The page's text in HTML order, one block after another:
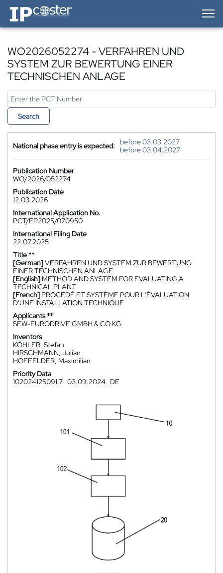
IP-Coster — Home
WO2026052274 - VERFAHREN UND
SYSTEM ZUR BEWERTUNG EINER
TECHNISCHEN ANLAGE
Search
National phase entry is expected:
before 03.03.2027
before 03.04.2027
Publication Number
WO/2026/052274
Publication Date
12.03.2026
International Application No.
PCT/EP2025/070950
International Filing Date
22.07.2025
Title **
[German]VERFAHREN UND SYSTEM ZUR BEWERTUNG
EINER TECHNISCHEN ANLAGE
[English] METHOD AND SYSTEM FOR EVALUATING A
TECHNICAL PLANT
[French] PROCÉDÉ ET SYSTÈME POUR L'ÉVALUATION
D'UNE INSTALLATION TECHNIQUE
Applicants **
SEW-EURODRIVE GMBH & CO KG
Inventors
KÖHLER, Stefan
HIRSCHMANN, Julian
HOFFELDER, Maximilian
Priority Data
102024125091.7 03.09.2024 DE